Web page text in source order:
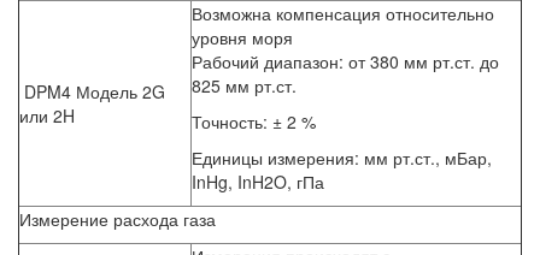
DPM4 Модель 2G
или 2H
Возможна компенсация относительно
уровня моря
Рабочий диапазон: от 380 мм рт.ст. до
825 мм рт.ст.
Точность: ± 2 %
Единицы измерения: мм рт.ст., мБар,
InHg, InH2O, гПа
Измерение расхода газа